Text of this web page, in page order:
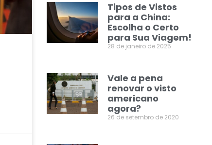
Tipos de Vistos
para a China:
Escolha o Certo
para Sua Viagem!
28 de janeiro de 2025
Vale a pena
renovar o visto
americano
agora?
26 de setembro de 2020